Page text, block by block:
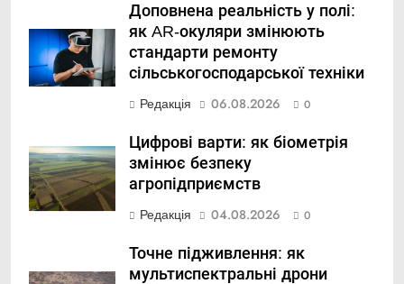
Доповнена реальність у полі:
як AR-окуляри змінюють
стандарти ремонту
сільськогосподарської техніки
Редакція
06.08.2026 0
Цифрові варти: як біометрія
змінює безпеку
агропідприємств
Редакція
04.08.2026 0
Точне підживлення: як
мультиспектральні дрони